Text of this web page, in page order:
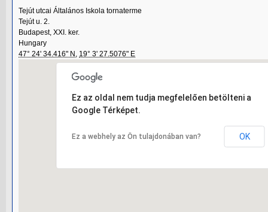
Tejút utcai Általános Iskola tornaterme
Tejút u. 2.
Budapest, XXI. ker.
Hungary
47° 24' 34.416" N , 19° 3' 27.5076" E
Ez az oldal nem tudja megfelelően betölteni a
Google Térképet.
Ez a webhely az Ön tulajdonában van? OK